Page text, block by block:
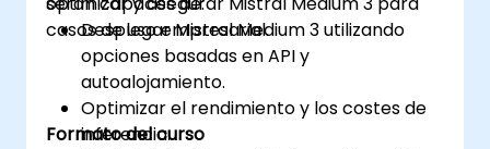
casos de uso empresarial.
Desplegar Mistral Medium 3 utilizando
opciones basadas en API y
autoalojamiento.
Optimizar el rendimiento y los costes de
inferencia.
Formato del curso